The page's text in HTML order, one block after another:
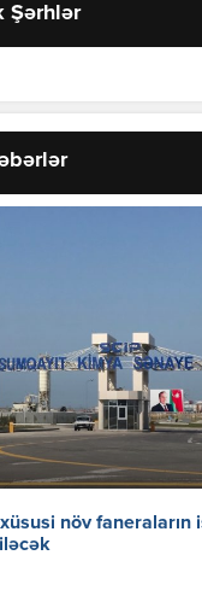
Şərhlər
növ faneraların